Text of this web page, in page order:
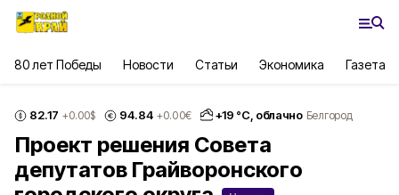
80 лет Победы Новости Статьи Экономика Газета
82.17 +0.00$ 94.84 +0.00€ +19 °С, облачно Белгород
Проект решения Совета
депутатов Грайворонского